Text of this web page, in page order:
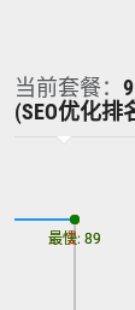
当前套餐：
(SEO优化排
最慢: 89
最快: 89